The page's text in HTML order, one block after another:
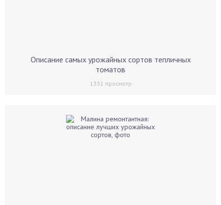
Описание самых урожайных сортов тепличных
томатов
1331 просмотр